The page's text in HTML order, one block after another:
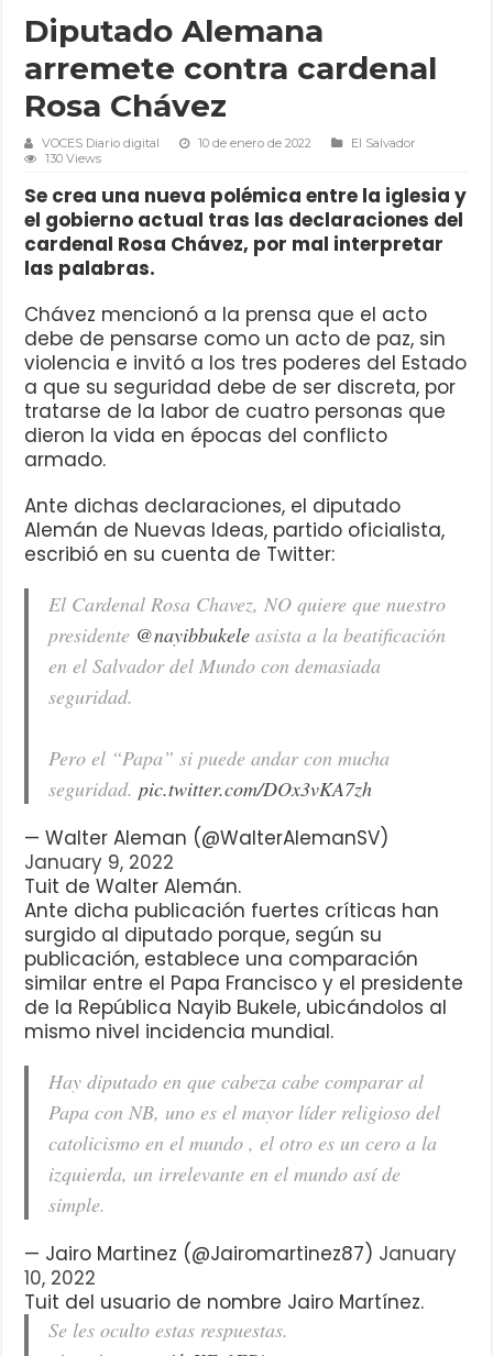
Diputado Alemana
arremete contra cardenal
Rosa Chávez
VOCES Diario digital 10 de enero de 2022
El Salvador
130 Views
Se crea una nueva polémica entre la iglesia y
el gobierno actual tras las declaraciones del
cardenal Rosa Chávez, por mal interpretar
las palabras.
Chávez mencionó a la prensa que el acto
debe de pensarse como un acto de paz, sin
violencia e invitó a los tres poderes del Estado
a que su seguridad debe de ser discreta, por
tratarse de la labor de cuatro personas que
dieron la vida en épocas del conflicto
armado.
Ante dichas declaraciones, el diputado
Alemán de Nuevas Ideas, partido oficialista,
escribió en su cuenta de Twitter:
El Cardenal Rosa Chavez, NO quiere que nuestro
presidente @nayibbukele asista a la beatificación
en el Salvador del Mundo con demasiada
seguridad.
Pero el “Papa” si puede andar con mucha
seguridad.pic.twitter.com/DOx3vKA7zh
— Walter Aleman (@WalterAlemanSV)
January 9, 2022
Tuit de Walter Alemán.
Ante dicha publicación fuertes críticas han
surgido al diputado porque, según su
publicación, establece una comparación
similar entre el Papa Francisco y el presidente
de la República Nayib Bukele, ubicándolos al
mismo nivel incidencia mundial.
Hay diputado en que cabeza cabe comparar al
Papa con NB, uno es el mayor líder religioso del
catolicismo en el mundo , el otro es un cero a la
izquierda, un irrelevante en el mundo así de
simple.
— Jairo Martinez (@Jairomartinez87) January
10, 2022
Tuit del usuario de nombre Jairo Martínez.
Se les oculto estas respuestas.